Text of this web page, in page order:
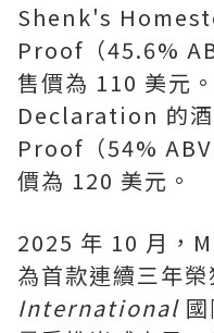
Shenk's
Proof（45.6%
售價為 110 美元
Declaration 的酒
Proof（54%
價為 120 美元。
2025 年 10 月，
為首款連續三年榮
International